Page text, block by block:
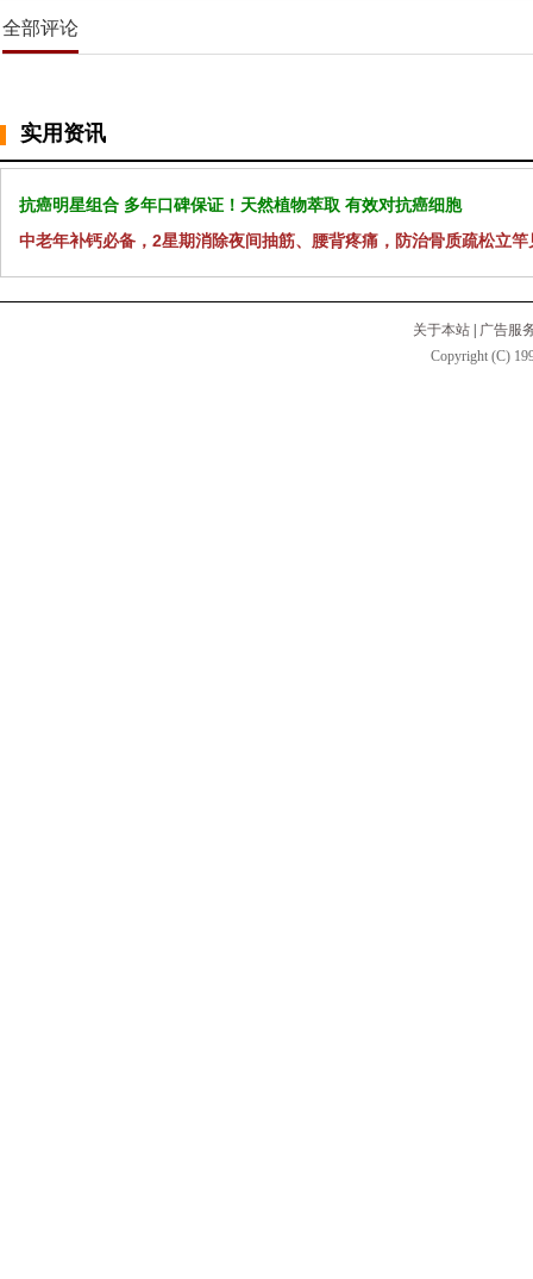
全部评论
实用资讯
抗癌明星组合 多年口碑保证！天然植物萃取 有效对抗癌细胞
中老年补钙必备，2星期消除夜间抽筋、腰背疼痛，防治骨质疏松立竿
关于本站
广告服
Copyright (C)